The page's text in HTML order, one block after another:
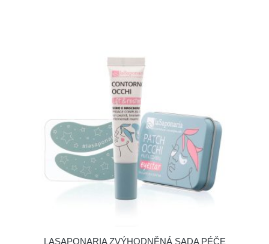
LASAPONARIA ZVÝHODNĚNÁ SADA PÉČE